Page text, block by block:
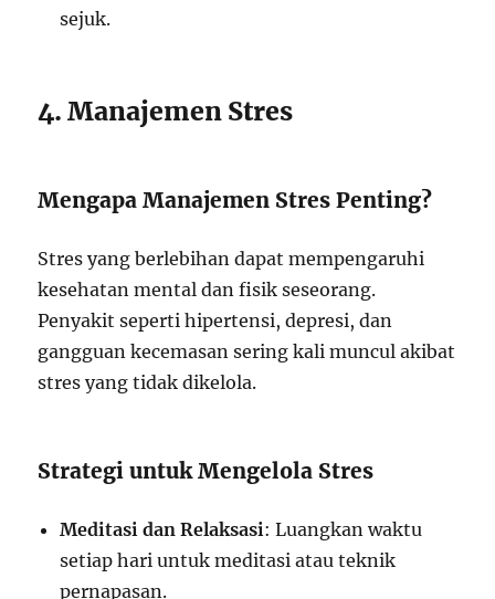
sejuk.
4. Manajemen Stres
Mengapa Manajemen Stres Penting?
Stres yang berlebihan dapat mempengaruhi
kesehatan mental dan fisik seseorang.
Penyakit seperti hipertensi, depresi, dan
gangguan kecemasan sering kali muncul akibat
stres yang tidak dikelola.
Strategi untuk Mengelola Stres
Meditasi dan Relaksasi: Luangkan waktu
setiap hari untuk meditasi atau teknik
pernapasan.